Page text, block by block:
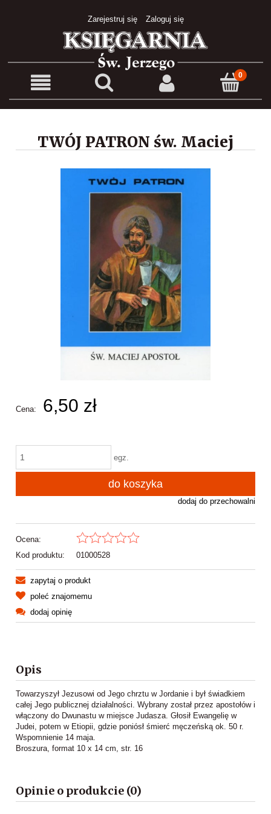
Zarejestruj się Zaloguj się
TWÓJ PATRON św. Maciej
Cena: 6,50 zł
egz.
do koszyka
dodaj do przechowalni
Ocena:
Kod produktu:
01000528
zapytaj o produkt
poleć znajomemu
dodaj opinię
Opis
Towarzyszył Jezusowi od Jego chrztu w Jordanie i był świadkiem
całej Jego publicznej działalności. Wybrany został przez apostołów i
włączony do Dwunastu w miejsce Judasza. Głosił Ewangelię w
Judei, potem w Etiopii, gdzie poniósł śmierć męczeńską ok. 50 r.
Wspomnienie 14 maja.
Broszura, format 10 x 14 cm, str. 16
Opinie o produkcie (0)